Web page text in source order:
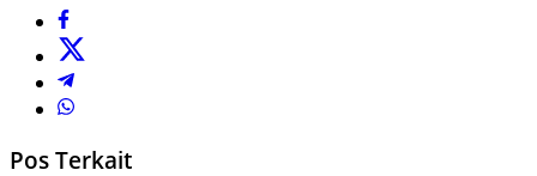
Pos Terkait